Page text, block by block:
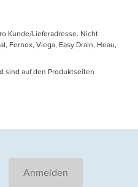
Kunde/Lieferadresse. Nicht
Fernox, Viega, Easy Drain, Heau,
sind auf den Produktseiten
Anmelden